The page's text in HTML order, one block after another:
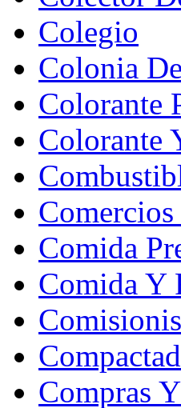
Colegio
Colonia
Colorante
Colorante
Comida
Comida Y
Compras